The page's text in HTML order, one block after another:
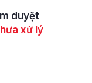
duyệt
xử lý